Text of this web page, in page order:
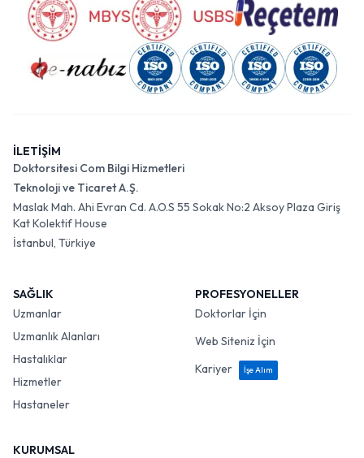
İLETİŞİM
Doktorsitesi Com Bilgi Hizmetleri
Teknoloji ve Ticaret A.Ş.
Maslak Mah. Ahi Evran Cd. A.O.S 55 Sokak No:2 Aksoy Plaza Giriş
Kat Kolektif House
İstanbul, Türkiye
SAĞLIK
Uzmanlar
Uzmanlık Alanları
Hastalıklar
Hizmetler
Hastaneler
PROFESYONELLER
Doktorlar İçin
Web Siteniz İçin
Kariyer
İşe Alım
KURUMSAL